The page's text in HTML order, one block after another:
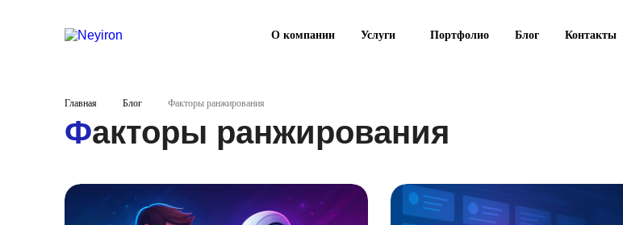
О компании Услуги Портфолио Блог Контакты
Главная Блог Факторы ранжирования
Факторы ранжирования